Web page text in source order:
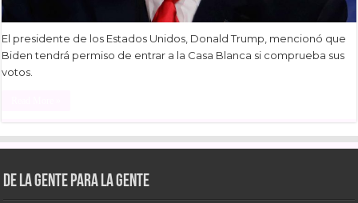
El presidente de los Estados Unidos, Donald Trump, mencionó que
Biden tendrá permiso de entrar a la Casa Blanca si comprueba sus
votos.
De la gente para la gente